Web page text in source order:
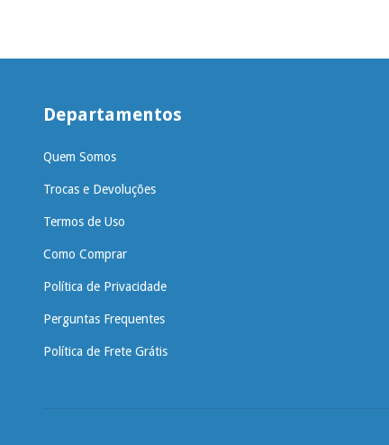
Departamentos
Quem Somos
Trocas e Devoluções
Termos de Uso
Como Comprar
Política de Privacidade
Perguntas Frequentes
Política de Frete Grátis